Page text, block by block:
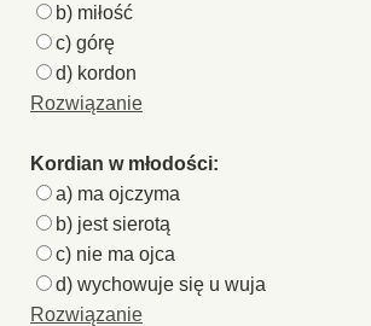
b) miłość
c) górę
d) kordon
Rozwiązanie
Kordian w młodości:
a) ma ojczyma
b) jest sierotą
c) nie ma ojca
d) wychowuje się u wuja
Rozwiązanie